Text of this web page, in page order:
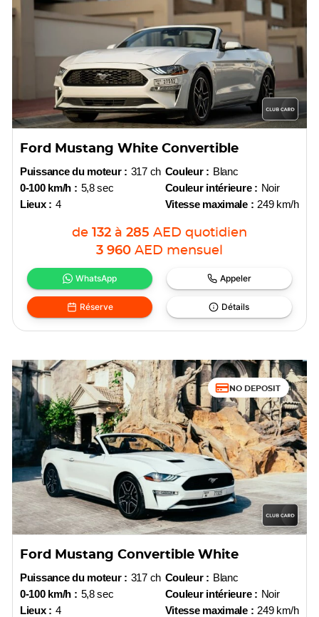
Ford Mustang White Convertible
Puissance du moteur : 317 ch
0-100 km/h : 5,8 sec
Lieux : 4
Couleur : Blanc
Couleur intérieure : Noir
Vitesse maximale : 249 km/h
de 132 à 285 AED quotidien
3 960 AED mensuel
WhatsApp Appeler
Réserve Détails
NO DEPOSIT
Ford Mustang Convertible White
Puissance du moteur : 317 ch
0-100 km/h : 5,8 sec
Lieux : 4
Couleur : Blanc
Couleur intérieure : Noir
Vitesse maximale : 249 km/h